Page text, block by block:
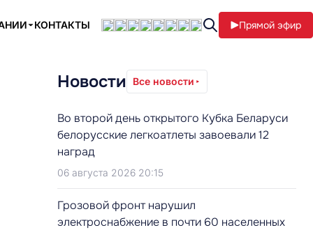
КОНТАКТЫ Прямой эфир
Новости Все новости
Во второй день открытого Кубка Беларуси
белорусские легкоатлеты завоевали 12
наград
06 августа 2026 20:15
Грозовой фронт нарушил
электроснабжение в почти 60 населенных